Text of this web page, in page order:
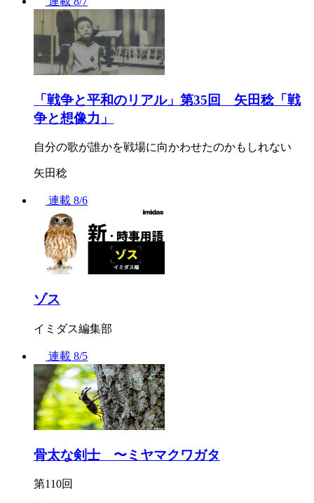
「戦争と平和のリアル」第35回 矢田稔「戦
争と想像力」
自分の歌が誰かを戦場に向かわせたのかもしれない
矢田稔
連載 8/6
ゾス
イミダス編集部
連載 8/5
骨太な剣士 〜ミヤマクワガタ
第110回